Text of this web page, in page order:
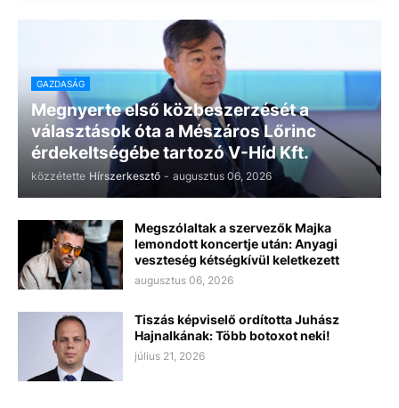
GAZDASÁG
Megnyerte első közbeszerzését a
választások óta a Mészáros Lőrinc
érdekeltségébe tartozó V-Híd Kft.
közzétette Hírszerkesztő - augusztus 06, 2026
Megszólaltak a szervezők Majka
lemondott koncertje után: Anyagi
veszteség kétségkívül keletkezett
augusztus 06, 2026
Tiszás képviselő ordította Juhász
Hajnalkának: Több botoxot neki!
július 21, 2026